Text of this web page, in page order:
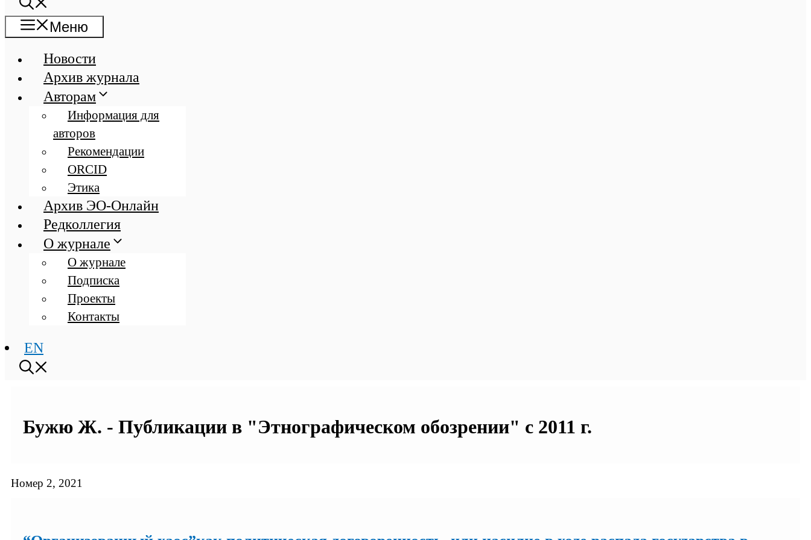
Меню
Новости
Архив журнала
Авторам
Информация для
авторов
Рекомендации
ORCID
Этика
Архив ЭО-Онлайн
Редколлегия
О журнале
О журнале
Подписка
Проекты
Контакты
EN
Бужю Ж. - Публикации в "Этнографическом обозрении" с 2011 г.
Номер 2, 2021